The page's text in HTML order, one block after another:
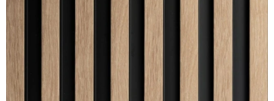
Wybierz coś dla siebie z naszej aktualnej oferty lub
zaloguj się, aby przywrócić dodane produkty do listy
z poprzedniej sesji.